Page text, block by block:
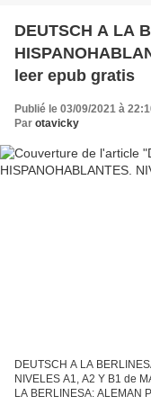
DEUTSCH A LA
leer epub gratis
Publié le 03/09/2021 à
Par otavicky
DEUTSCH A LA
NIVELES A1, A2 Y B1 de
LA BERLINESA: ALEMAN